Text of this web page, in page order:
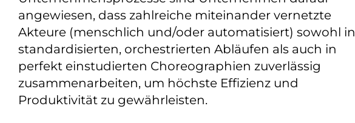
angewiesen, dass zahlreiche miteinander vernetzte
Akteure (menschlich und/oder automatisiert) sowohl in
standardisierten, orchestrierten Abläufen als auch in
perfekt einstudierten Choreographien zuverlässig
zusammenarbeiten, um höchste Effizienz und
Produktivität zu gewährleisten.